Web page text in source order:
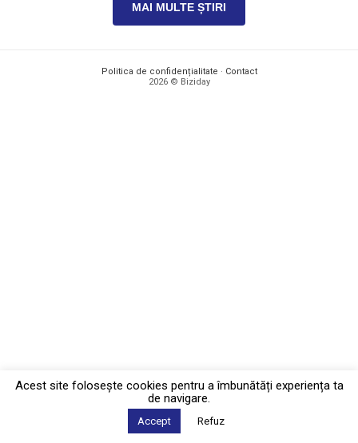
MAI MULTE ȘTIRI
Politica de confidențialitate · Contact
2026 © Biziday
Acest site foloseşte cookies pentru a îmbunătăți experiența ta
de navigare.
Accept Refuz